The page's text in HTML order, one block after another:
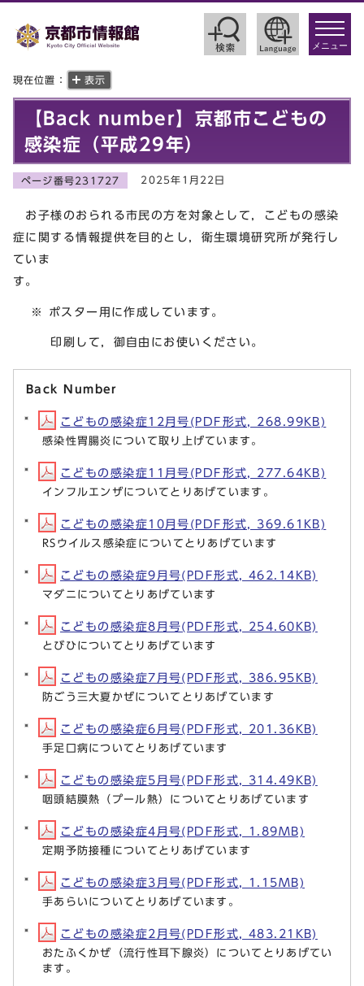
toggle
メニュー
現在位置： 表示
【Back number】京都市こどもの
感染症（平成29年）
ページ番号231727 2025年1月22日
お子様のおられる市民の方を対象として，こどもの感染
症に関する情報提供を目的とし，衛生環境研究所が発行し
ていま
す
※ ポスター用に作成しています。
印刷して，御自由にお使いください。
Back Number
こどもの感染症12月号(PDF形式, 268.99KB)
感染性胃腸炎について取り上げています。
こどもの感染症11月号(PDF形式, 277.64KB)
インフルエンザについてとりあげています。
こどもの感染症10月号(PDF形式, 369.61KB)
RSウイルス感染症についてとりあげています
こどもの感染症9月号(PDF形式, 462.14KB)
マダニについてとりあげています
こどもの感染症8月号(PDF形式, 254.60KB)
とびひについてとりあげています
こどもの感染症7月号(PDF形式, 386.95KB)
防ごう三大夏かぜについてとりあげています
こどもの感染症6月号(PDF形式, 201.36KB)
手足口病についてとりあげています
こどもの感染症5月号(PDF形式, 314.49KB)
咽頭結膜熱（プール熱）についてとりあげています
こどもの感染症4月号(PDF形式, 1.89MB)
定期予防接種についてとりあげています
こどもの感染症3月号(PDF形式, 1.15MB)
手あらいについてとりあげています。
こどもの感染症2月号(PDF形式, 483.21KB)
おたふくかぜ（流行性耳下腺炎）についてとりあげてい
ます。